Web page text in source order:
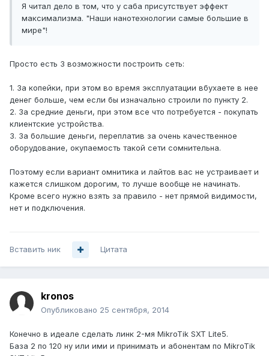
Я читал дело в том, что у саба присутствует эффект
максимализма. "Наши нанотехнологии самые большие в
мире"!
Просто есть 3 возможности построить сеть:
1. За копейки, при этом во время эксплуатации вбухаете в нее
денег больше, чем если бы изначально строили по пункту 2.
2. За средние деньги, при этом все что потребуется - покупать
клиентские устройства.
3. За большие деньги, переплатив за очень качественное
оборудование, окупаемость такой сети сомнительна.
Поэтому если вариант омнитика и лайтов вас не устраивает и
кажется слишком дорогим, то лучше вообще не начинать.
Кроме всего нужно взять за правило - нет прямой видимости,
нет и подключения.
Вставить ник Цитата
kronos
Опубликовано 25 сентября, 2014
Конечно в идеале сделать линк 2-мя MikroTik SXT Lite5.
База 2 по 120 ну или ими и принимать и абонентам по MikroTik